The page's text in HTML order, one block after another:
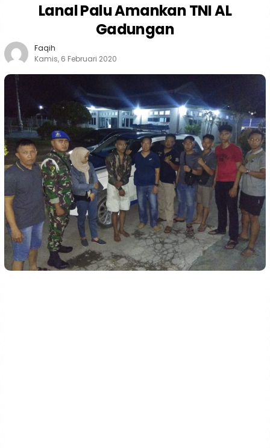
Lanal Palu Amankan TNI AL
Gadungan
Faqih
Kamis, 6 Februari 2020